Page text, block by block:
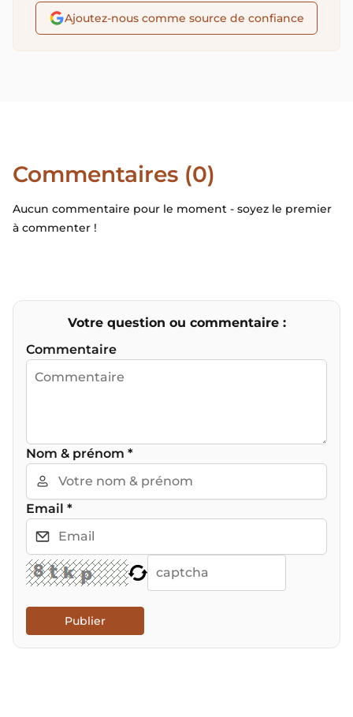
Ajoutez-nous comme source de confiance
Commentaires (0)
Aucun commentaire pour le moment - soyez le premier
à commenter !
Votre question ou commentaire :
Commentaire
Nom & prénom *
Email *
Publier